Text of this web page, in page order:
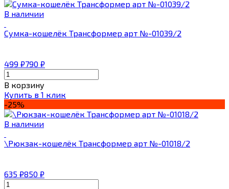
В наличии
Сумка-кошелёк Трансформер арт №-01039/2
499 ₽790 ₽
В корзину
Купить в 1 клик
-25%
В наличии
\Рюкзак-кошелёк Трансформер арт №-01018/2
635 ₽850 ₽